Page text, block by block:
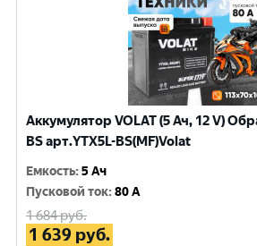
Аккумулятор VOLAT (5 Ач, 12 V)
BS арт.YTX5L-BS(MF)Volat
Емкость:5 Ач
Пусковой ток:80 A
1 684руб.
1 639 руб.